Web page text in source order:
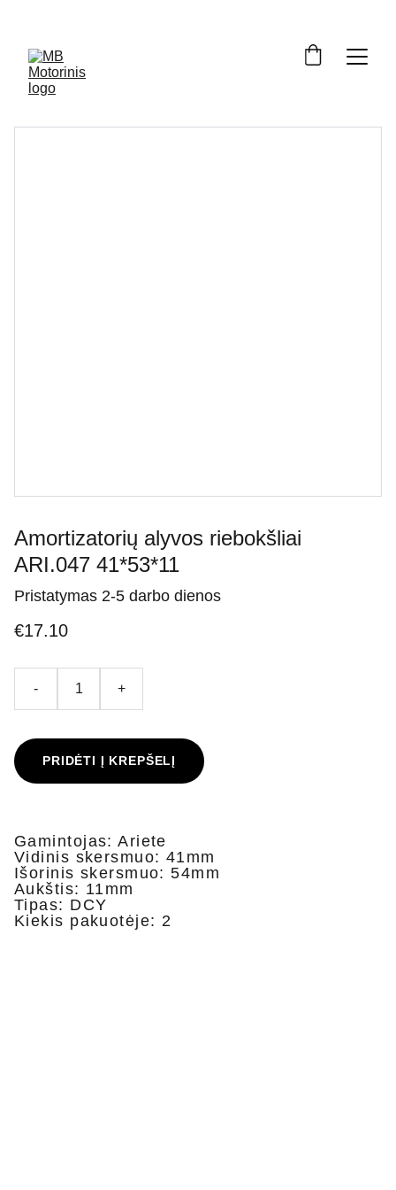
Amortizatorių alyvos riebokšliai
ARI.047 41*53*11
Pristatymas 2-5 darbo dienos
€17.10
- +
PRIDĖTI Į KREPŠELĮ
Gamintojas: Ariete
Vidinis skersmuo: 41mm
Išorinis skersmuo: 54mm
Aukštis: 11mm
Tipas: DCY
Kiekis pakuotėje: 2